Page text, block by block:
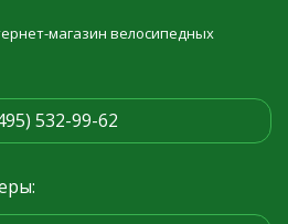
магазин велосипедных
532-99-62